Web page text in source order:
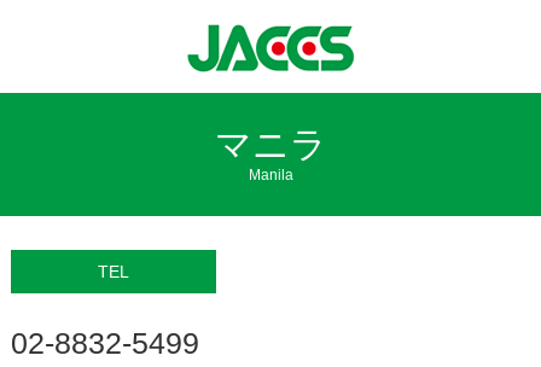
マニラ
Manila
TEL
02-8832-5499